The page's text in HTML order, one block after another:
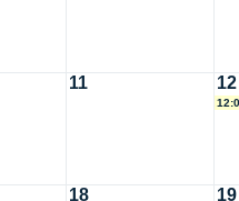
11 12
18 19